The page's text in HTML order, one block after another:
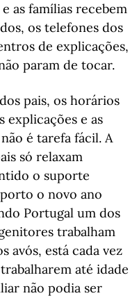
as famílias recebem
os telefones dos
de explicações,
param de tocar.
pais, os horários
explicações e as
é tarefa fácil. A
só relaxam
o suporte
o novo ano
Portugal um dos
trabalham
avós, está cada vez
até idade
não podia ser